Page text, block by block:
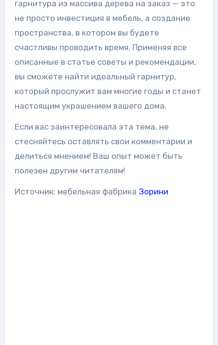
гарнитура из массива дерева на заказ — это
не просто инвестиция в мебель, а создание
пространства, в котором вы будете
счастливы проводить время. Применяя все
описанные в статье советы и рекомендации,
вы сможете найти идеальный гарнитур,
который прослужит вам многие годы и станет
настоящим украшением вашего дома.
Если вас заинтересовала эта тема, не
стесняйтесь оставлять свои комментарии и
делиться мнением! Ваш опыт может быть
полезен другим читателям!
Источник: мебельная фабрика Зорини